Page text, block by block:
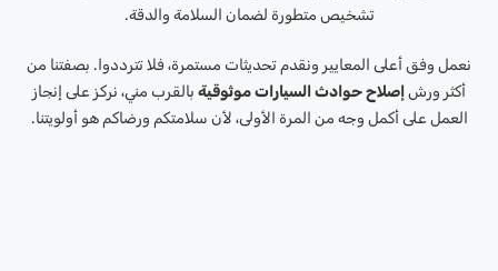
تشخيص متطورة لضمان السلامة والدقة.
نعمل وفق أعلى المعايير ونقدم تحديثات مستمرة، فلا تترددوا. بصفتنا من
أكثر ورشإصلاح حوادث السيارات موثوقية بالقرب مني، نركز على إنجاز
العمل على أكمل وجه من المرة الأولى، لأن سلامتكم ورضاكم هو أولويتنا.